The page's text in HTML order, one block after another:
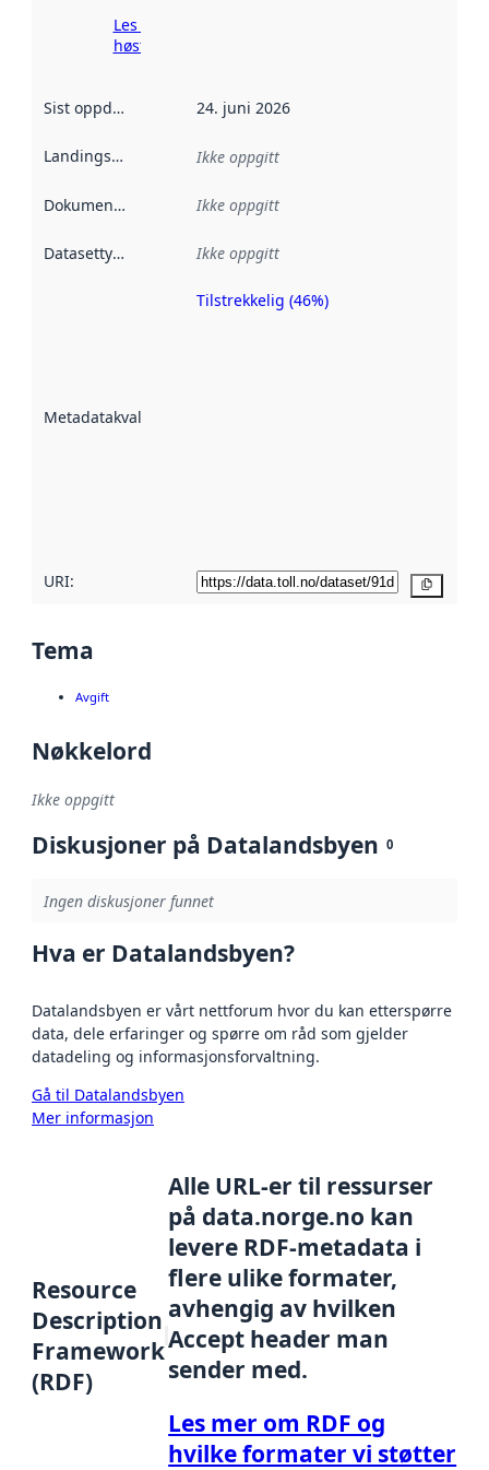
Les mer om
høsting her
Sist oppdatert 24. juni 2026
Landingsside Ikke oppgitt
Dokumentasjon Ikke oppgitt
Datasettype Ikke oppgitt
Metadatakvalitet
Metadatakvalitet
Tilstrekkelig (46%)
URI:
Tema
Avgift
Nøkkelord
Ikke oppgitt
Diskusjoner på Datalandsbyen 0
Ingen diskusjoner funnet
Hva er Datalandsbyen?
Datalandsbyen er vårt nettforum hvor du kan etterspørre
data, dele erfaringer og spørre om råd som gjelder
datadeling og informasjonsforvaltning.
Gå til Datalandsbyen
Mer informasjon
Resource
Description
Framework
(RDF)
Alle URL-er til ressurser
på data.norge.no kan
levere RDF-metadata i
flere ulike formater,
avhengig av hvilken
Accept header man
sender med.
Les mer om RDF og
hvilke formater vi støtter